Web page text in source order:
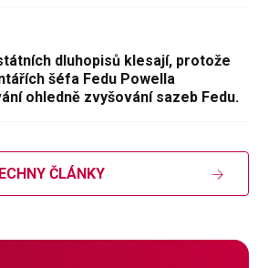
dluhopisů klesají, protože
šéfa Fedu Powella
ohledně zvyšování sazeb Fedu.
ČLÁNKY